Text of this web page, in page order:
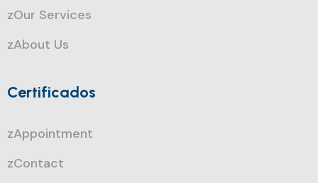
zOur Services
zAbout Us
Certificados
zAppointment
zContact